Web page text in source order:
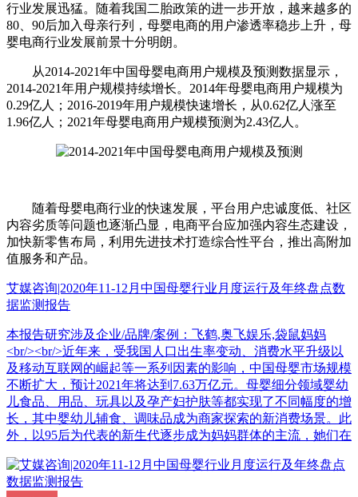
行业发展迅猛。随着我国二胎政策的进一步开放，越来越多的
80、90后加入母亲行列，母婴电商的用户渗透率稳步上升，母
婴电商行业发展前景十分明朗。
从2014-2021年中国母婴电商用户规模及预测数据显示，
2014-2021年用户规模持续增长。2014年母婴电商用户规模为
0.29亿人；2016-2019年用户规模快速增长，从0.62亿人涨至
1.96亿人；2021年母婴电商用户规模预测为2.43亿人。
随着母婴电商行业的快速发展，平台用户忠诚度低、社区
内容劣质等问题也逐渐凸显，电商平台应加强内容生态建设，
加快新零售布局，利用先进技术打造综合性平台，推出高附加
值服务和产品。
艾媒咨询|2020年11-12月中国母婴行业月度运行及年终盘点数
据监测报告
本报告研究涉及企业/品牌/案例：飞鹤,奥飞娱乐,袋鼠妈妈
<br/><br/>近年来，受我国人口出生率变动、消费水平升级以
及移动互联网的崛起等一系列因素的影响，中国母婴市场规模
不断扩大，预计2021年将达到7.63万亿元。母婴细分领域婴幼
儿食品、用品、玩具以及孕产妇护肤等都实现了不同幅度的增
长，其中婴幼儿辅食、调味品成为商家探索的新消费场景。此
外，以95后为代表的新生代逐步成为妈妈群体的主流，她们在